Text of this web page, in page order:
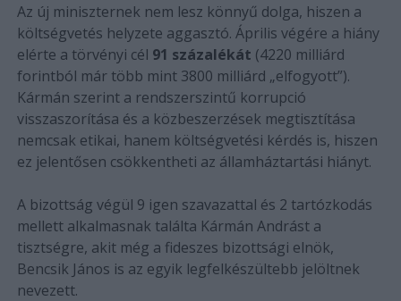
Az új miniszternek nem lesz könnyű dolga, hiszen a
költségvetés helyzete aggasztó. Április végére a hiány
elérte a törvényi cél 91 százalékát (4220 milliárd
forintból már több mint 3800 milliárd „elfogyott”).
Kármán szerint a rendszerszintű korrupció
visszaszorítása és a közbeszerzések megtisztítása
nemcsak etikai, hanem költségvetési kérdés is, hiszen
ez jelentősen csökkentheti az államháztartási hiányt.
A bizottság végül 9 igen szavazattal és 2 tartózkodás
mellett alkalmasnak találta Kármán Andrást a
tisztségre, akit még a fideszes bizottsági elnök,
Bencsik János is az egyik legfelkészültebb jelöltnek
nevezett.